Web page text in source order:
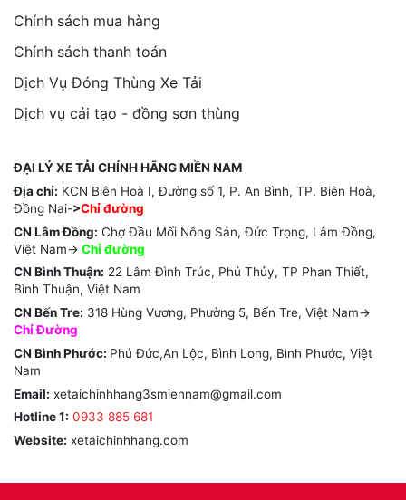
Chính sách mua hàng
Chính sách thanh toán
Dịch Vụ Đóng Thùng Xe Tải
Dịch vụ cải tạo - đồng sơn thùng
ĐẠI LÝ XE TẢI CHÍNH HÃNG MIỀN NAM
Địa chỉ: KCN Biên Hoà I, Đường số 1, P. An Bình, TP. Biên Hoà,
Đồng Nai->Chỉ đường
CN Lâm Đồng: Chợ Đầu Mối Nông Sản, Đức Trọng, Lâm Đồng,
Việt Nam-> Chỉđường
CN Bình Thuận: 22 Lâm Đình Trúc, Phú Thủy, TP Phan Thiết,
Bình Thuận, Việt Nam
CN Bến Tre: 318 Hùng Vương, Phường 5, Bến Tre, Việt Nam->
Chỉ Đường
CN Bình Phước: Phú Đức,An Lộc, Bình Long, Bình Phước, Việt
Nam
Email: xetaichinhhang3smiennam@gmail.com
Hotline 1: 0933 885 681
Website: xetaichinhhang.com